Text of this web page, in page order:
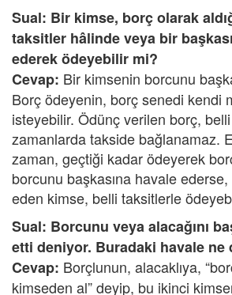
Sual: Bir kimse, borç olarak
taksitler hâlinde veya bir
ederek ödeyebilir mi?
Cevap: Bir kimsenin borcunu
Borç ödeyenin, borç senedi kendi
isteyebilir. Ödünç verilen borç,
zamanlarda takside bağlanamaz.
zaman, geçtiği kadar ödeyerek
borcunu başkasına havale
eden kimse, belli taksitlerle
Sual: Borcunu veya alacağını
etti deniyor. Buradaki havale ne
Cevap: Borçlunun, alacaklıya,
kimseden al” deyip, bu ikinci